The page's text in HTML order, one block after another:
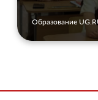
Образование